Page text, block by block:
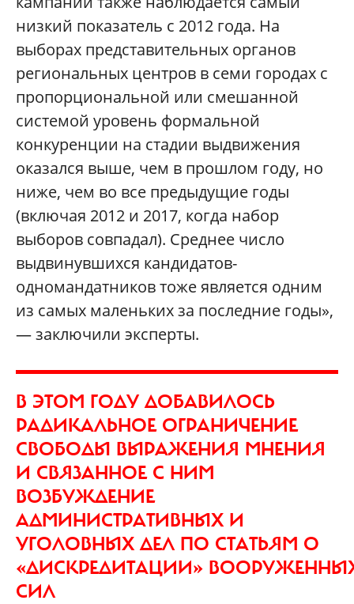
низкий показатель с 2012 года. На
выборах представительных органов
региональных центров в семи городах с
пропорциональной или смешанной
системой уровень формальной
конкуренции на стадии выдвижения
оказался выше, чем в прошлом году, но
ниже, чем во все предыдущие годы
(включая 2012 и 2017, когда набор
выборов совпадал). Среднее число
выдвинувшихся кандидатов-
одномандатников тоже является одним
из самых маленьких за последние годы»,
— заключили эксперты.
В ЭТОМ ГОДУ ДОБАВИЛОСЬ
РАДИКАЛЬНОЕ ОГРАНИЧЕНИЕ
СВОБОДЫ ВЫРАЖЕНИЯ МНЕНИЯ
И СВЯЗАННОЕ С НИМ
ВОЗБУЖДЕНИЕ
АДМИНИСТРАТИВНЫХ И
УГОЛОВНЫХ ДЕЛ ПО СТАТЬЯМ О
«ДИСКРЕДИТАЦИИ»
СИЛ